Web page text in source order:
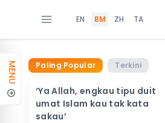
EN BM ZH TA
MENU Paling Popular Terkini
‘Ya Allah, engkau tipu duit
umat Islam kau tak kata
sakau’